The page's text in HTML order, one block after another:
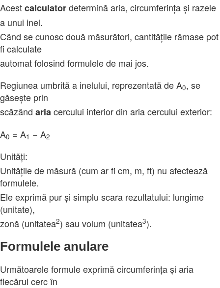
Acestcalculatordetermină aria, circumferința și razele
a unui inel.
Când se cunosc două măsurători, cantitățile rămase pot
fi calculate
automat folosind formulele de mai jos.
Regiunea umbrită a inelului, reprezentată de A0, se
găsește prin
scăzând ariacercului interior din aria cercului exterior:
A0 = A1 − A2
Unități:
Unitățile de măsură (cum ar fi cm, m, ft) nu afectează
formulele.
Ele exprimă pur și simplu scara rezultatului: lungime
(unitate),
zonă (unitatea2) sau volum (unitatea3).
Formulele anulare
Următoarele formule exprimă circumferința și aria
fiecărui cerc în